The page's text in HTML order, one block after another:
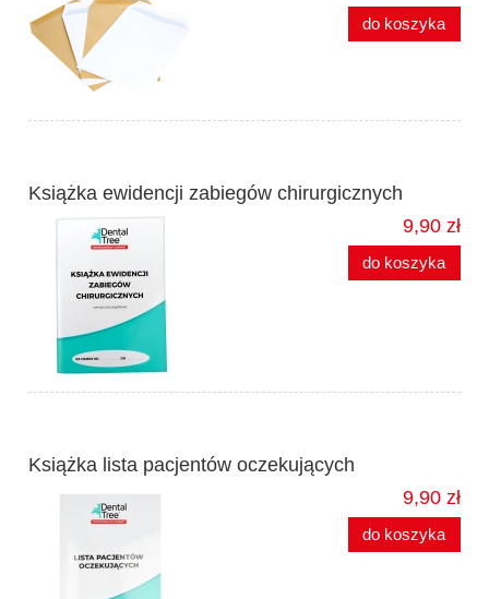
do koszyka
Książka ewidencji zabiegów chirurgicznych
9,90 zł
do koszyka
Książka lista pacjentów oczekujących
9,90 zł
do koszyka